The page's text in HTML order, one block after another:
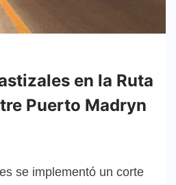
en la Ruta
Puerto Madryn
se implementó un corte